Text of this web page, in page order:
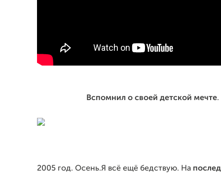
Вспомнил о своей детской мечте.
2005 год. Осень.Я всё ещё бедствую. На